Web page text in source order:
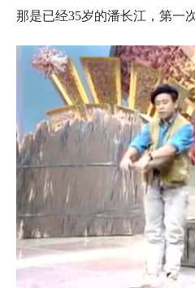
那是已经35岁的潘长江，第一